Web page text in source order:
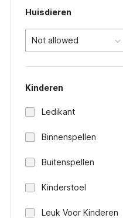
Huisdieren
Not allowed
Kinderen
Ledikant
Binnenspellen
Buitenspellen
Kinderstoel
Leuk Voor Kinderen